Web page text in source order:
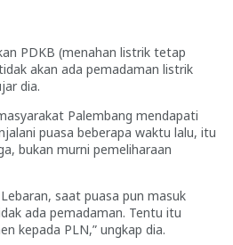
PDKB (menahan listrik tetap
akan ada pemadaman listrik
dia.
Palembang mendapati
puasa beberapa waktu lalu, itu
bukan murni pemeliharaan
saat puasa pun masuk
ada pemadaman. Tentu itu
kepada PLN,” ungkap dia.